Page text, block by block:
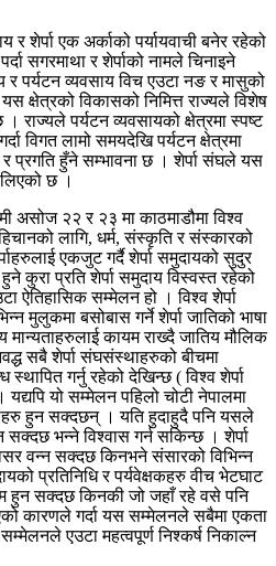
र शेर्पा एक अर्काको पर्यायवाची बनेर रहेको
सगरमाथा र शेर्पाको नामले चिनाइने
र पर्यटन व्यवसाय विच एउटा नङ र मासुको
क्षेत्रको विकासको निमित्त राज्यले विशेष
राज्यले पर्यटन व्यवसायको क्षेत्रमा स्पष्ट
विगत लामो समयदेखि पर्यटन क्षेत्रमा
र प्रगति हुँने सम्भावना छ । शेर्पा संघले यस
छ ।
असोज २२ र २३ मा काठमाडौमा विश्व
लागि, धर्म, संस्कृति र संस्कारको
एकजुट गर्दै शेर्पा समुदायको सुदुर
कुरा प्रति शेर्पा समुदाय विस्वस्त रहेको
ऐतिहासिक सम्मेलन हो । विश्व शेर्पा
मुलुकमा बसोबास गर्ने शेर्पा जातिको भाषा
मान्यताहरुलाई कायम राख्दै जातिय मौलिक
सबै शेर्पा संघसंस्थाहरुको बीचमा
गर्नु रहेको देखिन्छ ( विश्व शेर्पा
यो सम्मेलन पहिलो चोटी नेपालमा
हुन सक्दछन् । यति हुदाहुदै पनि यसले
सक्दछ भन्ने विश्वास गर्न सकिन्छ । शेर्पा
वन्न सक्दछ किनभने संसारको विभिन्न
प्रतिनिधि र पर्यवेक्षकहरु वीच भेटघाट
हुन सक्दछ किनकी जो जहाँ रहे वसे पनि
कारणले गर्दा यस सम्मेलनले सबैमा एकता
एउटा महत्वपूर्ण निश्कर्ष निकाल्न